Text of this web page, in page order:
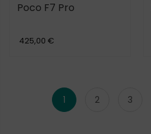
Poco F7 Pro
425,00 €
1 2 3